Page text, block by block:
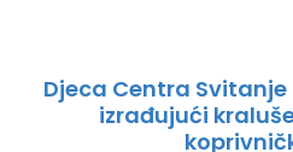
Djeca Centra
izrađujući